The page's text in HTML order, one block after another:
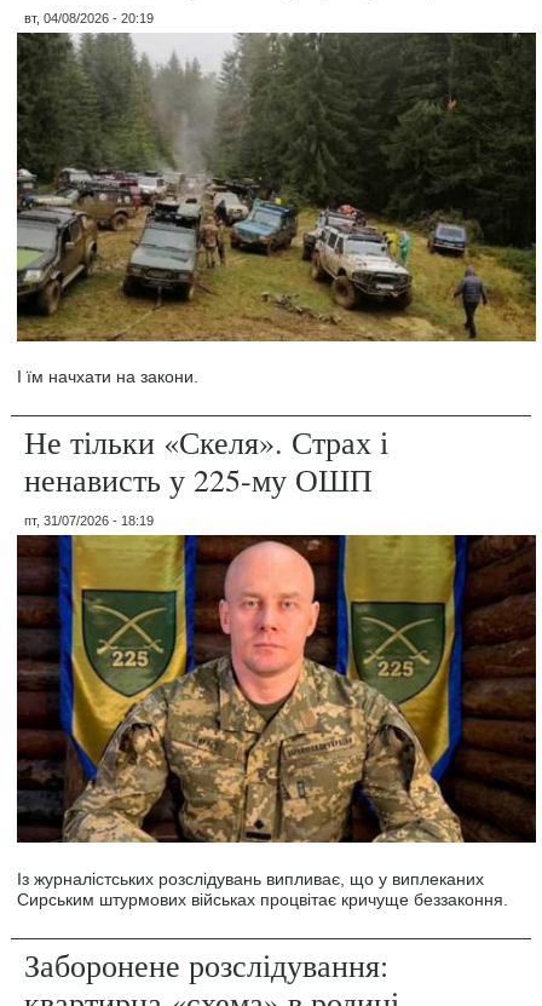
вт, 04/08/2026 - 20:19
І їм начхати на закони.
Не тільки «Скеля». Страх і
ненависть у 225-му ОШП
пт, 31/07/2026 - 18:19
Із журналістських розслідувань випливає, що у виплеканих
Сирським штурмових військах процвітає кричуще беззаконня.
Заборонене розслідування: